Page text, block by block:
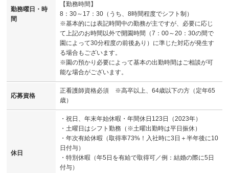
勤務曜日・時
間
【勤務時間】
8：30～17：30（うち、8時間程度でシフト制）
※基本的には表記時間中の勤務が主ですが、必要に応じ
て上記のお時間以外で開園時間（7：00～20：30の間で
園によって30分程度の前後あり）に準じた対応が発生す
る場合もございます。
※園の預かり必要によって基本の出勤時間はご相談が可
能な場合がございます。
応募資格
正看護師資格必須 ※高卒以上、64歳以下の方（定年65
歳）
休日
・祝日、年末年始休暇・年間休日123日（2023年）
・土曜日はシフト勤務（※土曜出勤時は平日振休）
・年次有給休暇（取得率73%！入社時に3日＋半年後に10
日付与）
・特別休暇（年5日を有給で取得可／例：結婚の際に5日
付与）